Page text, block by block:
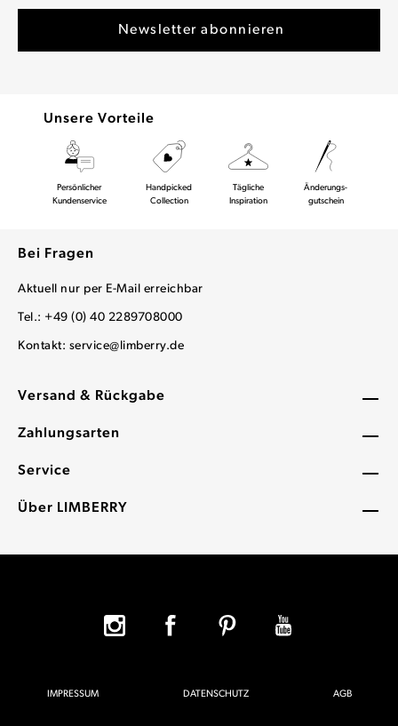
Versand & Rückgabe
Zahlungsarten
Service
Über LIMBERRY
Unsere Vorteile
Persönlicher
Kundenservice
Handpicked
Collection
Tägliche
Inspiration
Änderungs-
gutschein
Bei Fragen
Aktuell nur per E-Mail erreichbar
Tel.: +49 (0) 40 2289708000
Kontakt: service@limberry.de
IMPRESSUM DATENSCHUTZ AGB